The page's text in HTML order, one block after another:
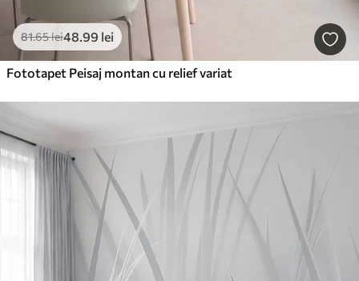
81.65lei48.99 lei
Fototapet Peisaj montan cu relief variat